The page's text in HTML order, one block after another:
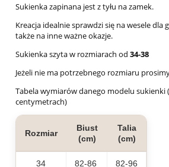
Sukienka zapinana jest z tyłu na zamek.
Kreacja idealnie sprawdzi się na wesele dla
także na inne ważne okazje.
Sukienka szyta w rozmiarach od 34-38
Jeżeli nie ma potrzebnego rozmiaru
Tabela wymiarów danego modelu
centymetrach)
Rozmiar
Biust
(cm)
Talia
(cm)
34 82-86 82-96